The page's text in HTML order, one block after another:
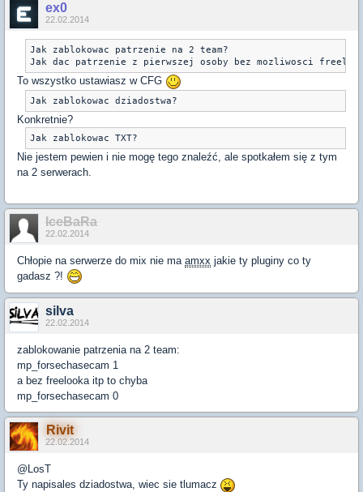
ex0
22.02.2014
Jak zablokowac patrzenie na 2 team?
Jak dac patrzenie z pierwszej osoby bez mozliwosci
To wszystko ustawiasz w CFG
Jak zablokowac dziadostwa?
Konkretnie?
Jak zablokowac TXT?
Nie jestem pewien i nie mogę tego znaleźć, ale spotkałem się z tym
na 2 serwerach.
IceBaRa
22.02.2014
Chłopie na serwerze do mix nie ma amxx jakie ty pluginy co ty
gadasz ?!
silva
22.02.2014
zablokowanie patrzenia na 2 team:
mp_forsechasecam 1
a bez freelooka itp to chyba
mp_forsechasecam 0
Rivit
22.02.2014
@LosT
Ty napisales dziadostwa, wiec sie tlumacz